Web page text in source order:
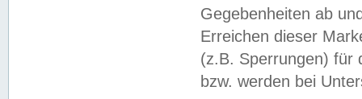
Gegebenheiten ab
Erreichen dieser
(z.B. Sperrungen) für
bzw. werden bei